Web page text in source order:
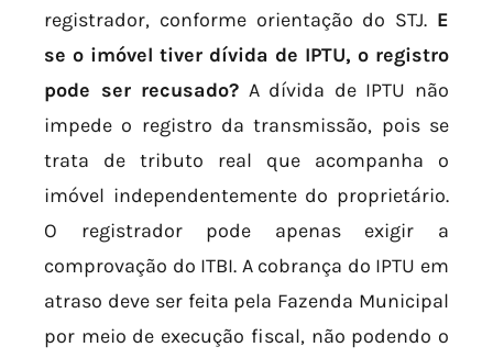
registrador, conforme orientação do STJ. E
se o imóvel tiver dívida de IPTU, o registro
pode ser recusado? A dívida de IPTU não
impede o registro da transmissão, pois se
trata de tributo real que acompanha o
imóvel independentemente do proprietário.
O registrador pode apenas exigir a
comprovação do ITBI. A cobrança do IPTU em
atraso deve ser feita pela Fazenda Municipal
por meio de execução fiscal, não podendo o